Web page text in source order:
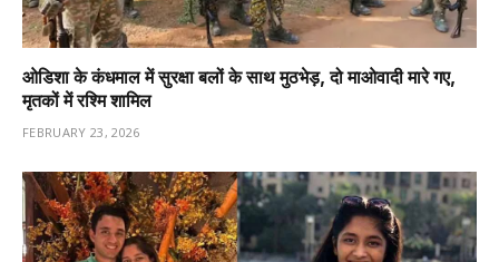
ओडिशा के कंधमाल में सुरक्षा बलों के साथ मुठभेड़, दो माओवादी मारे गए,
मृतकों में रश्मि शामिल
FEBRUARY 23, 2026